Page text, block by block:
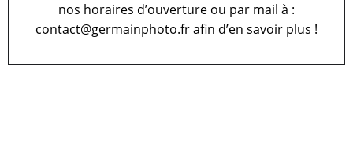
nos horaires d’ouverture ou par mail à :
contact@germainphoto.fr afin d’en savoir plus !